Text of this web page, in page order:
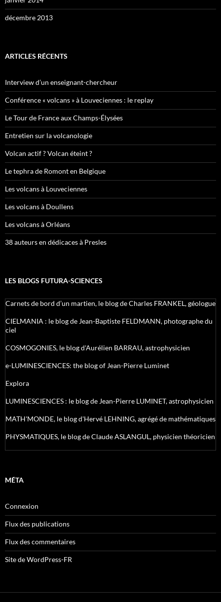
décembre 2013
ARTICLES RÉCENTS
Interview d’un enseignant-chercheur
Conférence « volcans » à Louveciennes : le replay
Le Tour de France aux Champs-Élysées
Entretien sur la volcanologie
Volcan actif ? Volcan éteint ?
Le tephra de Romont en Belgique
Les volcans à Louveciennes
Les volcans à Doullens
Les volcans à Orléans
38 auteurs en dédicaces à Presles
LES BLOGS FUTURA-SCIENCES
Carnets de bord d’un martien, le blog de Charles FRANKEL, géologue
CIELMANIA : le blog de Jean-Baptiste FELDMANN, photographe du
ciel
COSMOGONIES, le blog d'Aurélien BARRAU, astrophysicien
e-LUMINESCIENCES: the blog of Jean-Pierre Luminet
Explora
LUMINESCIENCES : le blog de Jean-Pierre LUMINET, astrophysicien
MATH'MONDE, le blog d'Hervé LEHNING, agrégé de mathématiques
PHYSMATIQUES, le blog de Claude ASLANGUL, physicien théoricien
MÉTA
Connexion
Flux des publications
Flux des commentaires
Site de WordPress-FR